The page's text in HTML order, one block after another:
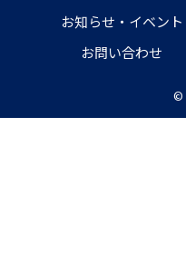
©
お知らせ・イベント
お問い合わせ